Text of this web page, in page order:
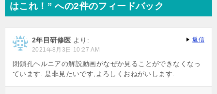
はこれ！” への2件のフィードバック
2年目研修医 より:
2021年8月3日 10:27 AM
閉鎖孔ヘルニアの解説動画がなぜか見ることができなくなっ
ています. 是非見たいです,よろしくおねがいします.
返信